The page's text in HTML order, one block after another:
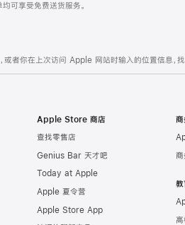
可享受免费送货服务。
者你在上次访问 Apple 网站时输入的位置信息，找
Apple Store 商店
查找零售店
Genius Bar 天才吧
Today at Apple
Apple 夏令营
Apple Store App
商
商
教
高